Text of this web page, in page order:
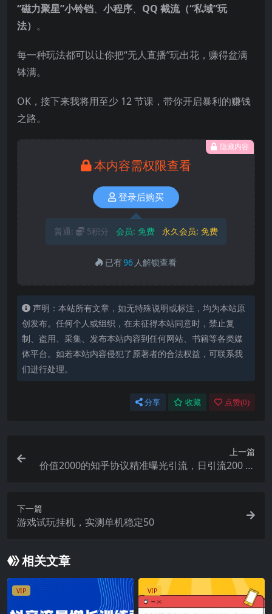
“磁力聚星”小铃铛、 小程序、 QQ 截流（“私域”玩
法） 。
每一种玩法都可以让你把“无人直播”玩出花，赚得盆满
钵满。
OK，接下来我将用至少 12 节课，带你开启暴利的赚钱
之路。
隐藏内容
本内容需权限查看
登录后购买
普通: 5积分 会员: 免费 永久会员: 免费
已有96 人解锁查看
声明：本站所有文章，如无特殊说明或标注，均为本站原
创发布。任何个人或组织，在未征得本站同意时，禁止复
制、盗用、采集、发布本站内容到任何网站、书籍等各类媒
体平台。如若本站内容侵犯了原著者的合法权益，可联系我
们进行处理。
分享 收藏 点赞(0)
上一篇
价值2000的知乎协议精准曝光引流，日引流200 精
下一篇
游戏试玩挂机，实测单机稳定50
相关文章
VIP VIP